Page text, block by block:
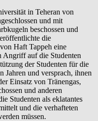
in Teheran von
und mit
beschossen und
die
Haft Tappeh eine
Angriff auf die Studenten
der Studenten für die
Jahren und versprach, ihnen
Einsatz von Tränengas,
und anderen
Studenten als eklatantes
und die verhafteten
müssen.